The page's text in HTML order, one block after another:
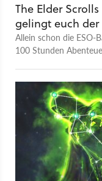
The Elder
gelingt euch
Allein schon die ESO-
100 Stunden